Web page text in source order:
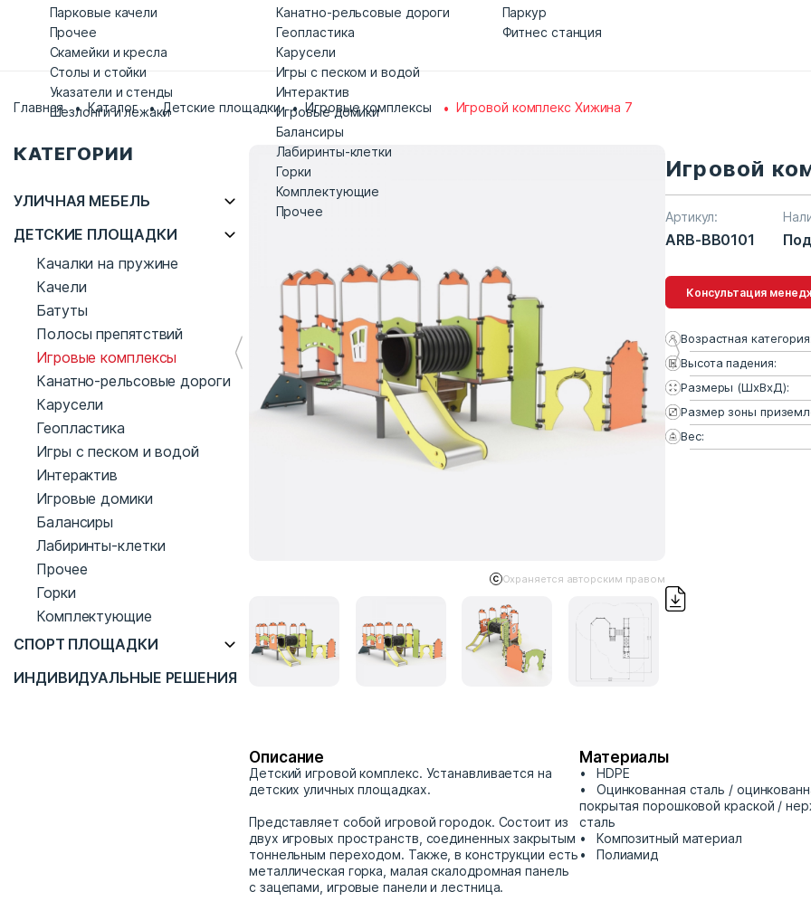
Парковые качели
Прочее
Скамейки и кресла
Столы и стойки
Указатели и стенды
Шезлонги и лежаки
Канатно-рельсовые дороги
Геопластика
Карусели
Игры с песком и водой
Интерактив
Игровые домики
Балансиры
Лабиринты-клетки
Горки
Комплектующие
Прочее
Паркур
Фитнес станция
Главная Каталог Детские площадки Игровые комплексы Игровой комплекс Хижина 7
КАТЕГОРИИ
УЛИЧНАЯ МЕБЕЛЬ
ДЕТСКИЕ ПЛОЩАДКИ
Качалки на пружине
Качели
Батуты
Полосы препятствий
Игровые комплексы
Канатно-рельсовые дороги
Карусели
Геопластика
Игры с песком и водой
Интерактив
Игровые домики
Балансиры
Лабиринты-клетки
Прочее
Горки
Комплектующие
СПОРТ ПЛОЩАДКИ
ИНДИВИДУАЛЬНЫЕ РЕШЕНИЯ
Охраняется авторским правом
Игровой
Артикул:
ARB-BB0101
Консультация
Возрастная
Высота падения:
Размеры (ШхВхД):
Размер зоны
Вес:
Описание
Детский игровой комплекс. Устанавливается на
детских уличных площадках.
Представляет собой игровой городок. Состоит из
двух игровых пространств, соединенных закрытым
тоннельным переходом. Также, в конструкции есть
металлическая горка, малая скалодромная панель
с зацепами, игровые панели и лестница.
Материалы
HDPE
Оцинкованная сталь /
покрытая порошковой краской /
сталь
Композитный материал
Полиамид